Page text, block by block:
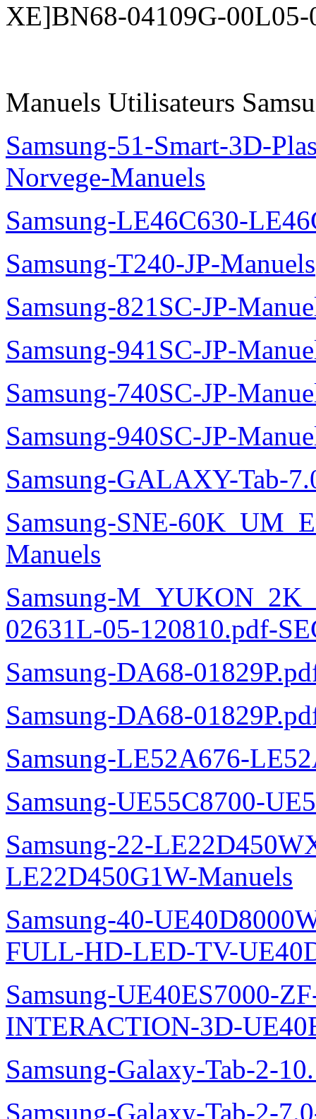
XE]BN68-04109G-00L05-
Manuels Utilisateurs
Samsung-51-Smart-3D-
Norvege-Manuels
Samsung-LE46C630-
Samsung-T240-JP-Manuels
Samsung-821SC-JP-
Samsung-941SC-JP-
Samsung-740SC-JP-
Samsung-940SC-JP-
Samsung-GALAXY-Tab-
Samsung-SNE-
Manuels
Samsung-
02631L-05-120810.pdf-
Samsung-DA68-
Samsung-DA68-
Samsung-LE52A676-
Samsung-UE55C8700-
Samsung-22-
LE22D450G1W-Manuels
Samsung-40-
FULL-HD-LED-TV-
Samsung-UE40ES7000-
INTERACTION-3D-
Samsung-Galaxy-Tab-2-
Samsung-Galaxy-Tab-2-